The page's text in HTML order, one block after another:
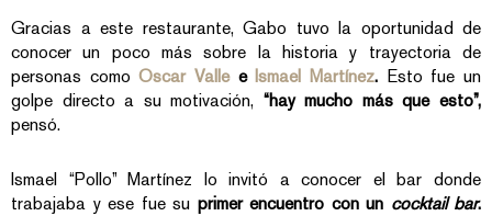
Gracias a este restaurante, Gabo tuvo la oportunidad de
conocer un poco más sobre la historia y trayectoria de
personas comoOscar Vallee Ismael Martínez. Esto fue un
golpe directo a su motivación, “hay mucho más que esto”,
pensó.
Ismael “Pollo” Martínez lo invitó a conocer el bar donde
trabajaba y ese fue su primer encuentro con un cocktail bar.